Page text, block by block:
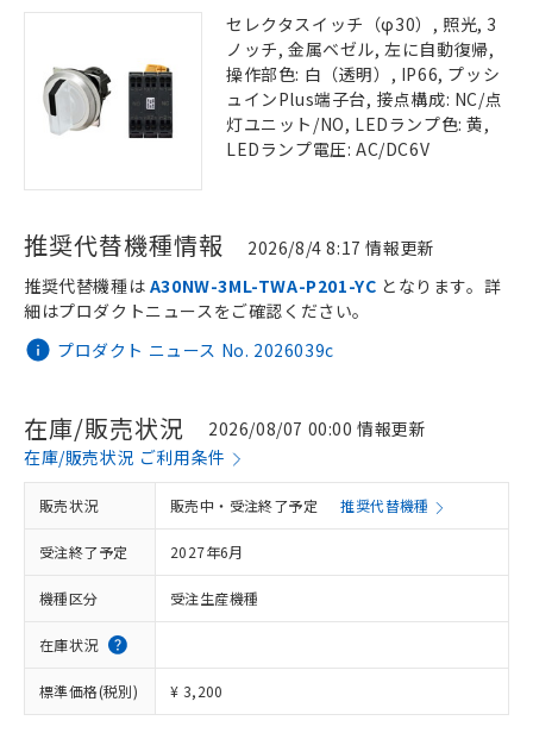
セレクタスイッチ（φ30）, 照光, 3
ノッチ, 金属ベゼル, 左に自動復帰,
操作部色: 白（透明）, IP66, プッシ
ュインPlus端子台, 接点構成: NC/点
灯ユニット/NO, LEDランプ色: 黄,
LEDランプ電圧: AC/DC6V
推奨代替機種情報 2026/8/4 8:17 情報更新
プロダクト ニュース No. 2026039c
推奨代替機種は A30NW-3ML-TWA-P201-YC となります。詳
細はプロダクトニュースをご確認ください。
在庫/販売状況
2026/08/07 00:00 情報更新
在庫/販売状況 ご利用条件
販売状況 販売中・受注終了予定 推奨代替機種
受注終了予定 2027年6月
機種区分 受注生産機種
在庫状況
標準価格(税別) ¥ 3,200